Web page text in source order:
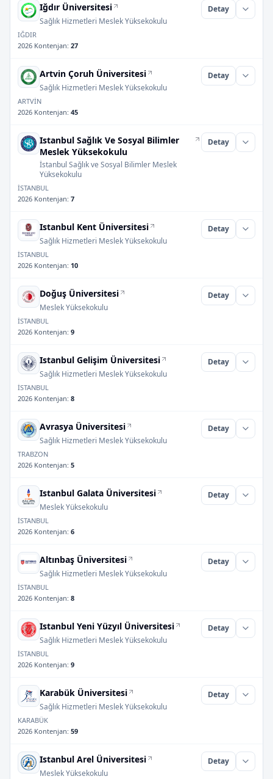
Iğdır Üniversitesi
Sağlık Hizmetleri Meslek Yüksekokulu
Detay
IĞDIR
2026 Kontenjan: 27
Artvin Çoruh Üniversitesi
Sağlık Hizmetleri Meslek Yüksekokulu
Detay
ARTVİN
2026 Kontenjan: 45
Istanbul Sağlık Ve Sosyal Bilimler
Meslek Yüksekokulu
İstanbul Sağlık ve Sosyal Bilimler Meslek
Yüksekokulu
Detay
İSTANBUL
2026 Kontenjan: 7
Istanbul Kent Üniversitesi
Sağlık Hizmetleri Meslek Yüksekokulu
Detay
İSTANBUL
2026 Kontenjan: 10
Doğuş Üniversitesi
Meslek Yüksekokulu
Detay
İSTANBUL
2026 Kontenjan: 9
Istanbul Gelişim Üniversitesi
Sağlık Hizmetleri Meslek Yüksekokulu
Detay
İSTANBUL
2026 Kontenjan: 8
Avrasya Üniversitesi
Sağlık Hizmetleri Meslek Yüksekokulu
Detay
TRABZON
2026 Kontenjan: 5
Istanbul Galata Üniversitesi
Meslek Yüksekokulu
Detay
İSTANBUL
2026 Kontenjan: 6
Altınbaş Üniversitesi
Sağlık Hizmetleri Meslek Yüksekokulu
Detay
İSTANBUL
2026 Kontenjan: 8
Istanbul Yeni Yüzyıl Üniversitesi
Sağlık Hizmetleri Meslek Yüksekokulu
Detay
İSTANBUL
2026 Kontenjan: 9
Karabük Üniversitesi
Sağlık Hizmetleri Meslek Yüksekokulu
Detay
KARABÜK
2026 Kontenjan: 59
Istanbul Arel Üniversitesi
Meslek Yüksekokulu
Detay